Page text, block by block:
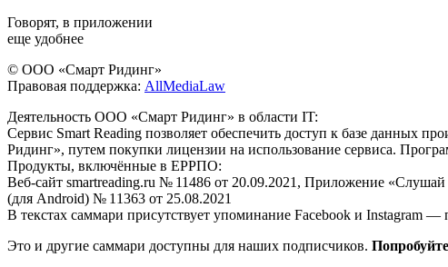
Говорят, в приложении
еще удобнее
© ООО «Смарт Ридинг»
Правовая поддержка: AllMediaLaw
Деятельность ООО «Смарт Ридинг» в области IT:
Сервис Smart Reading позволяет обеспечить доступ к базе данных
Ридинг», путем покупки лицензии на использование сервиса.
Продукты, включённые в ЕРРПО:
Веб-сайт smartreading.ru № 11486 от 20.09.2021, Приложение
(для Android) № 11363 от 25.08.2021
В текстах саммари присутствует упоминание Facebook и Instagram
Это и другие саммари доступны для наших подписчиков.